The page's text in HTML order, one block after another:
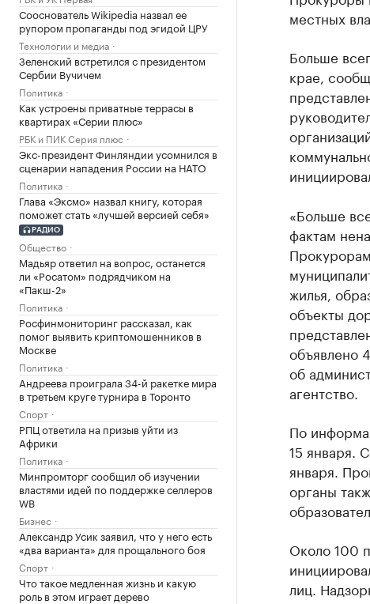
Сооснователь Wikipedia назвал ее
рупором пропаганды под эгидой ЦРУ
Технологии и медиа
Зеленский встретился с президентом
Сербии Вучичем
Политика
Как устроены приватные террасы в
квартирах «Серии плюс»
РБК и ПИК Серия плюс
Экс-президент Финляндии усомнился в
сценарии нападения России на НАТО
Политика
Глава «Эксмо» назвал книгу, которая
поможет стать «лучшей версией себя»
РАДИО
Общество
Мадьяр ответил на вопрос, останется
ли «Росатом» подрядчиком на
«Пакш-2»
Политика
Росфинмониторинг рассказал, как
помог выявить криптомошенников в
Москве
Политика
Андреева проиграла 34-й ракетке мира
в третьем круге турнира в Торонто
Спорт
РПЦ ответила на призыв уйти из
Африки
Политика
Минпромторг сообщил об изучении
властями идей по поддержке селлеров
WB
Бизнес
Александр Усик заявил, что у него есть
«два варианта» для прощального боя
Спорт
Что такое медленная жизнь и какую
роль в этом играет дерево
местных
Больше
крае,
«Больше
фактам
жилья,
объекты
объявлено
об
агентство.
По
15 января.
января.
органы
Около 100
лиц.